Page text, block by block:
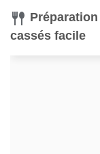
cassés facile